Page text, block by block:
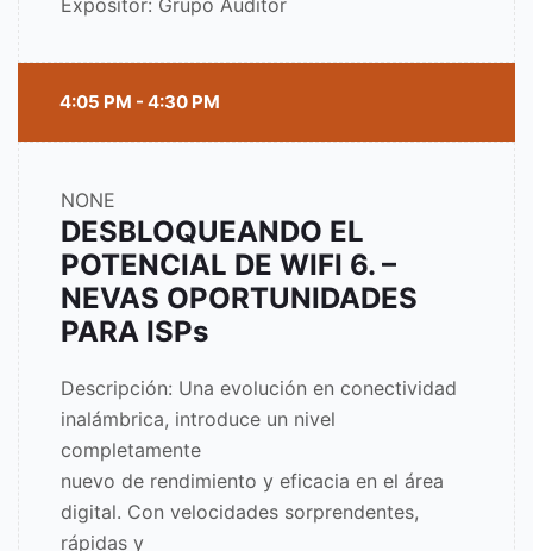
Expositor: Grupo Auditor
4:05 PM - 4:30 PM
NONE
DESBLOQUEANDO EL
POTENCIAL DE WIFI 6. –
NEVAS OPORTUNIDADES
PARA ISPs
Descripción: Una evolución en conectividad
inalámbrica, introduce un nivel
completamente
nuevo de rendimiento y eficacia en el área
digital. Con velocidades sorprendentes,
rápidas y